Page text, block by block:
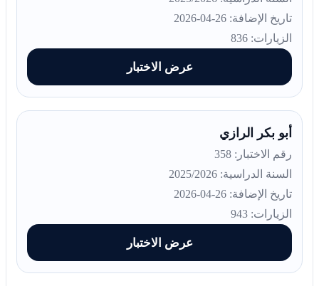
تاريخ الإضافة: 26-04-2026
الزيارات: 836
عرض الاختبار
أبو بكر الرازي
رقم الاختبار: 358
السنة الدراسية: 2025/2026
تاريخ الإضافة: 26-04-2026
الزيارات: 943
عرض الاختبار